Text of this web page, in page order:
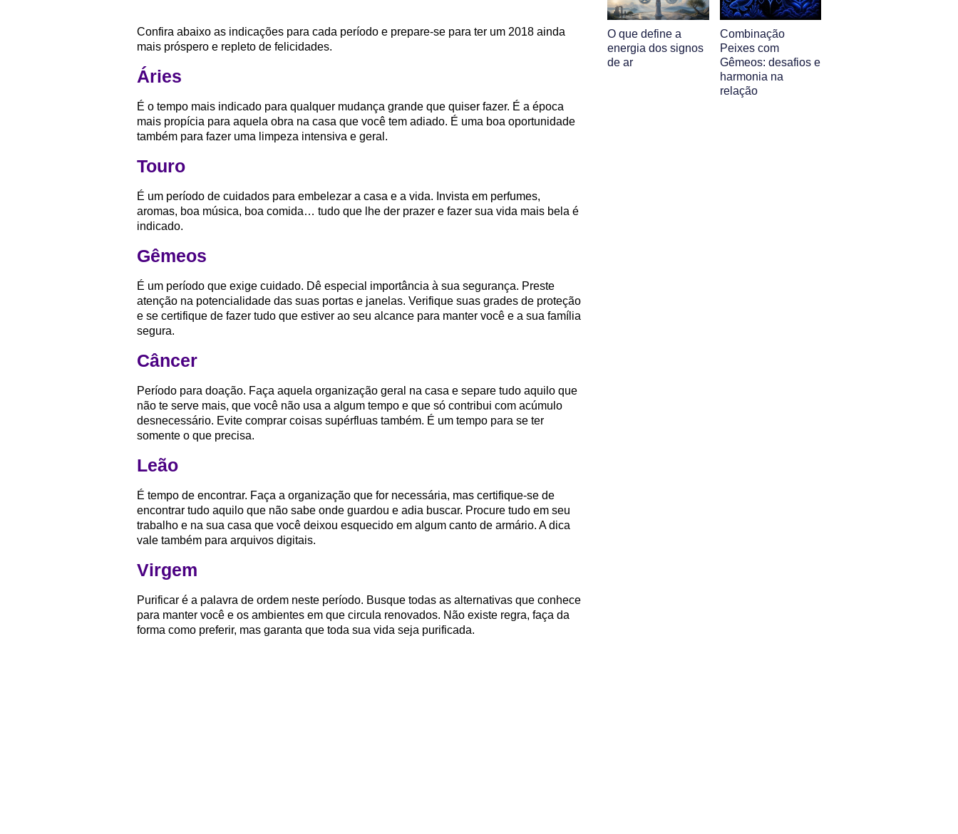
Confira abaixo as indicações para cada período e prepare-se para ter um 2018 ainda
mais próspero e repleto de felicidades.
Áries
É o tempo mais indicado para qualquer mudança grande que quiser fazer. É a época
mais propícia para aquela obra na casa que você tem adiado. É uma boa oportunidade
também para fazer uma limpeza intensiva e geral.
Touro
É um período de cuidados para embelezar a casa e a vida. Invista em perfumes,
aromas, boa música, boa comida… tudo que lhe der prazer e fazer sua vida mais bela é
indicado.
Gêmeos
É um período que exige cuidado. Dê especial importância à sua segurança. Preste
atenção na potencialidade das suas portas e janelas. Verifique suas grades de proteção
e se certifique de fazer tudo que estiver ao seu alcance para manter você e a sua família
segura.
Câncer
Período para doação. Faça aquela organização geral na casa e separe tudo aquilo que
não te serve mais, que você não usa a algum tempo e que só contribui com acúmulo
desnecessário. Evite comprar coisas supérfluas também. É um tempo para se ter
somente o que precisa.
Leão
É tempo de encontrar. Faça a organização que for necessária, mas certifique-se de
encontrar tudo aquilo que não sabe onde guardou e adia buscar. Procure tudo em seu
trabalho e na sua casa que você deixou esquecido em algum canto de armário. A dica
vale também para arquivos digitais.
Virgem
Purificar é a palavra de ordem neste período. Busque todas as alternativas que conhece
para manter você e os ambientes em que circula renovados. Não existe regra, faça da
forma como preferir, mas garanta que toda sua vida seja purificada.
O que define a
energia dos signos
de ar
Combinação
Peixes com
Gêmeos: desafios e
harmonia na
relação